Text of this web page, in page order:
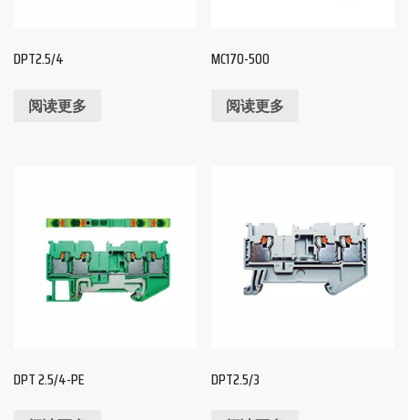
DPT2.5/4
阅读更多
MC170-500
阅读更多
DPT 2.5/4-PE DPT2.5/3